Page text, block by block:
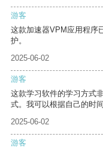
游客
这款加速器VPM应用程序
护。
2025-06-02
游客
这款学习软件的学习方式
式。我可以根据自己的时
2025-06-02
游客